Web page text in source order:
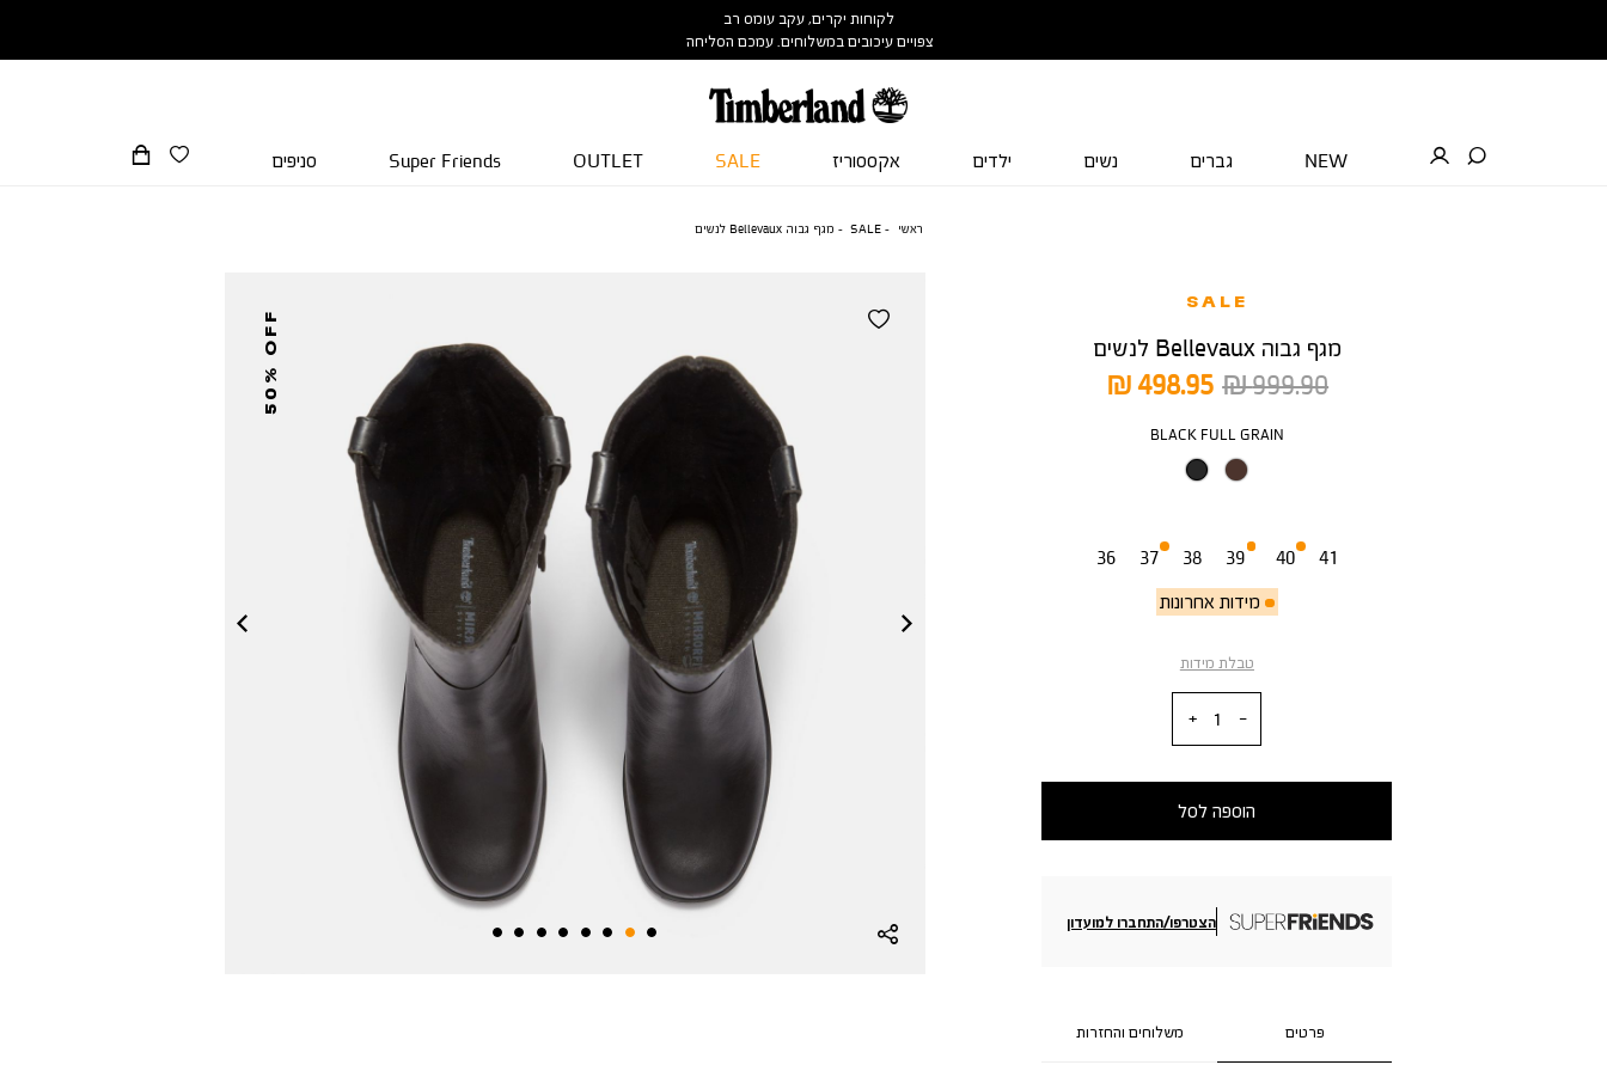
לקוחות יקרים, עקב עומס רב
צפויים עיכובים במשלוחים. עמכם הסליחה
NEW גברים נשים ילדים אקססוריז SALE
OUTLET
Super Friends סניפים
ראשי SALE מגף גבוה Bellevaux לנשים
50% OFF
SALE
מגף גבוה Bellevaux לנשים
מחיר
מוצר
498.95 ₪
מחיר
999.90 ₪
צבע
BLACK FULL GRAIN
36
37
מידות אחרונות
38 39 40 41
טבלת מידות
הוספה לסל
הצטרפו/התחברו למועדון
פרטים משלוחים והחזרות